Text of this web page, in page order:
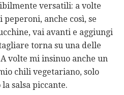
versatili: a volte
anche così, se
vai avanti e aggiungi
torna su una delle
volte mi insinuo anche un
chili vegetariano, solo
salsa piccante.